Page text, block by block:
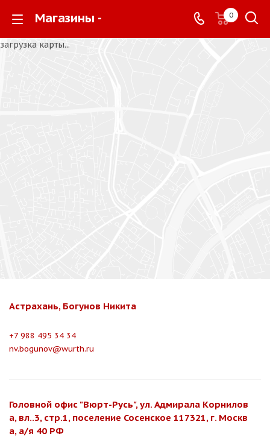
Магазины - 0
загрузка карты...
Астрахань, Богунов Никита
+7 988 495 34 34
nv.bogunov@wurth.ru
Головной офис "Вюрт-Русь", ул. Адмирала Корнилов
а, вл..3, стр.1, поселение Сосенское 117321, г. Москв
а, а/я 40 РФ